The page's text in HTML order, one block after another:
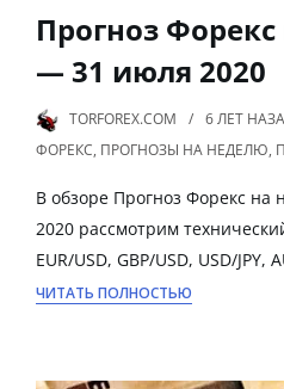
Прогноз
— 31 июля 2020
TORFOREX.COM 6 ЛЕТ
ФОРЕКС, ПРОГНОЗЫ НА НЕДЕЛЮ,
В обзоре Прогноз Форекс
2020 рассмотрим
EUR/USD, GBP/USD, USD/JPY,
ЧИТАТЬ ПОЛНОСТЬЮ